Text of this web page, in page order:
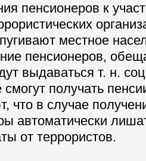
пенсионеров к
местное
пенсионеров,
выдаваться т. н.
смогут получать
что в случае
автоматически
от террористов.